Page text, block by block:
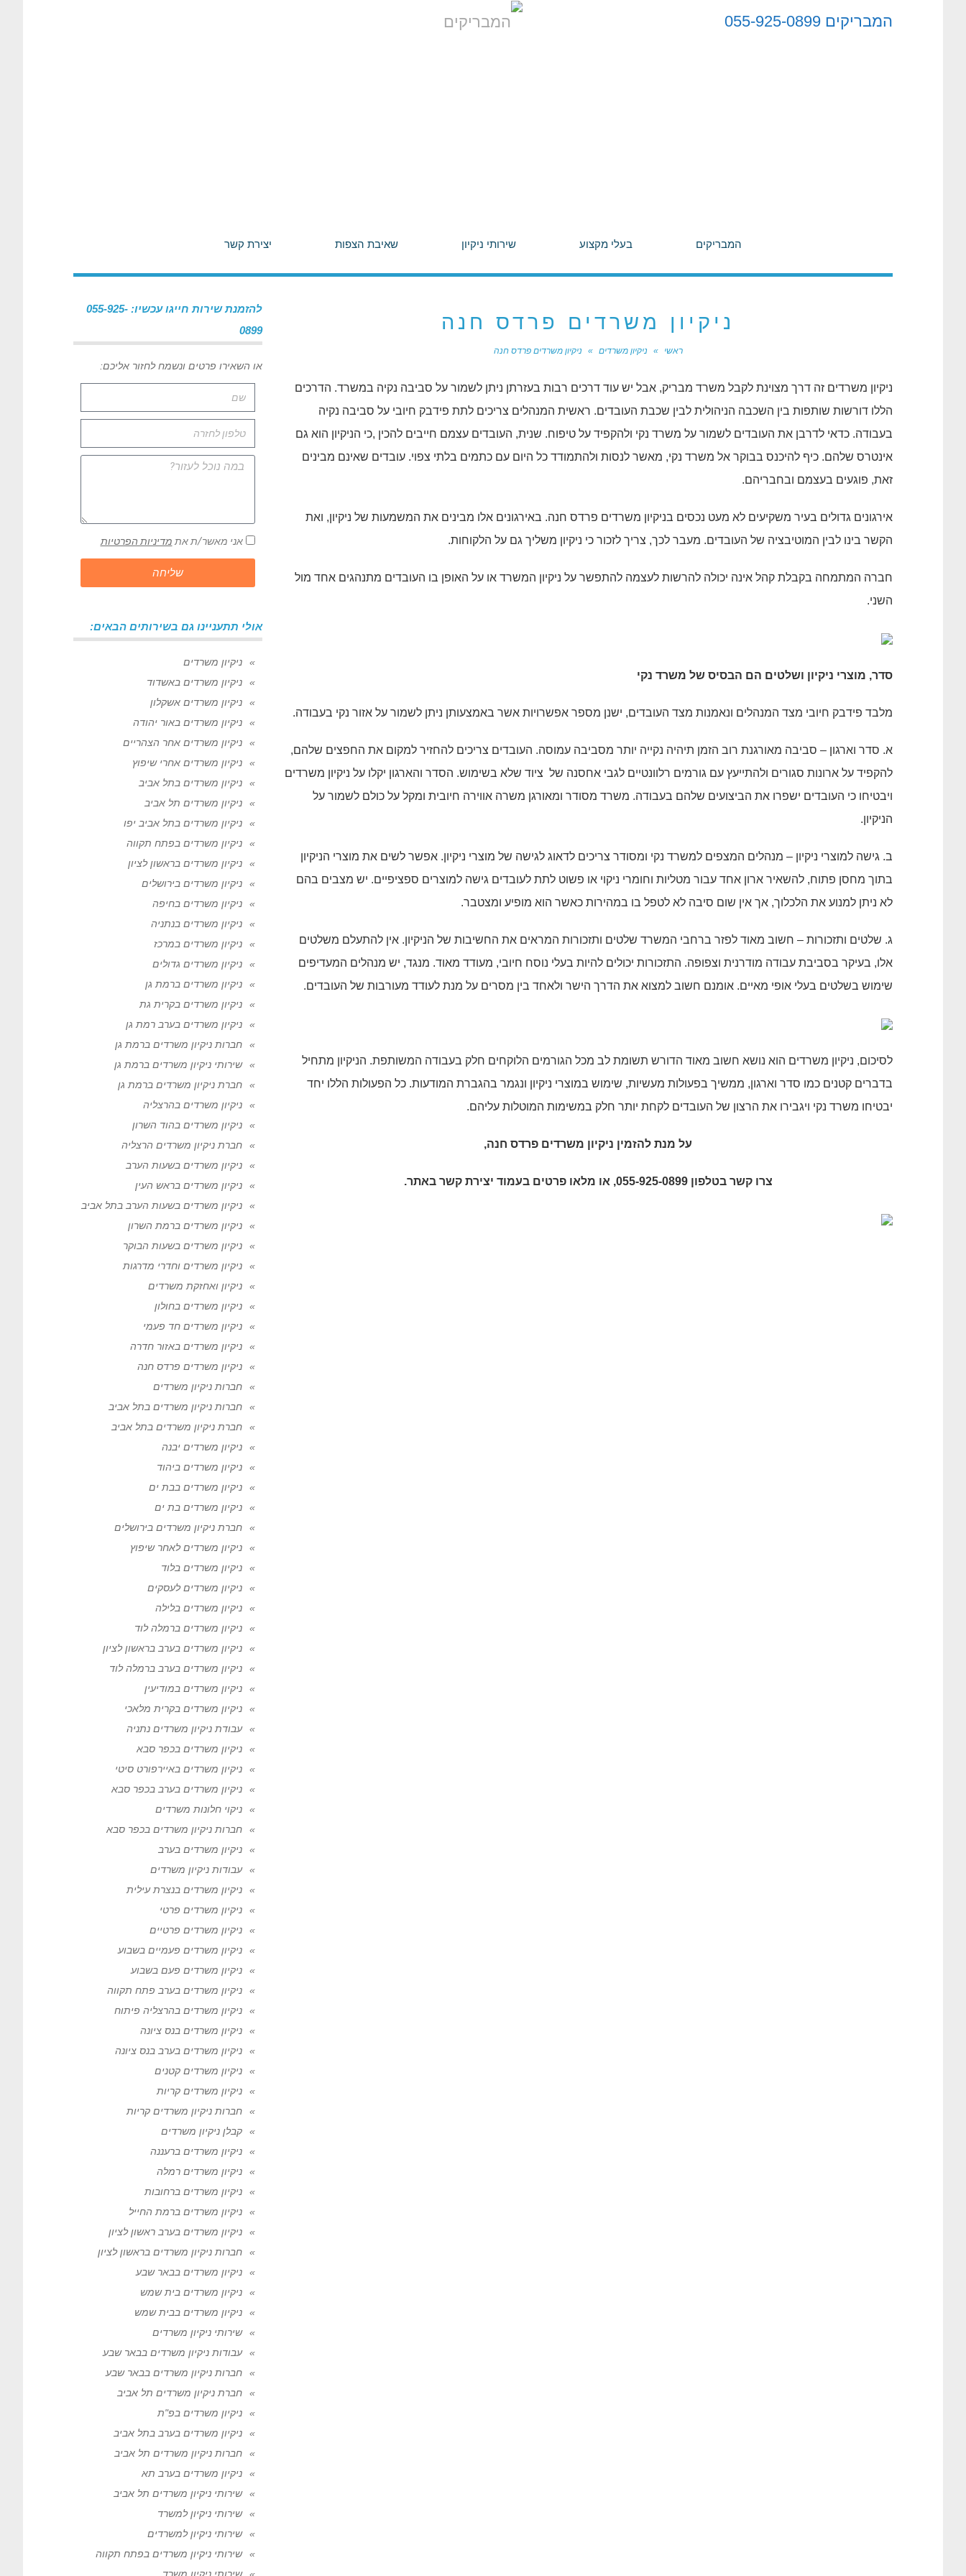
המבריקים 055-925-0899
המבריקים בעלי מקצוע שירותי ניקיון שאיבת הצפות יצירת קשר
ניקיון משרדים פרדס חנה
ראשי » ניקיון משרדים » ניקיון משרדים פרדס חנה
ניקיון משרדים זה דרך מצוינת לקבל משרד מבריק, אבל יש עוד דרכים רבות בעזרתן ניתן לשמור על סביבה נקיה במשרד. הדרכים
הללו דורשות שותפות בין השכבה הניהולית לבין שכבת העובדים. ראשית המנהלים צריכים לתת פידבק חיובי על סביבה נקיה
בעבודה. כדאי לדרבן את העובדים לשמור על משרד נקי ולהקפיד על טיפוח. שנית, העובדים עצמם חייבים להכין ,כי הניקיון הוא גם
אינטרס שלהם. כיף להיכנס בבוקר אל משרד נקי, מאשר לנסות ולהתמודד כל היום עם כתמים בלתי צפוי. עובדים שאינם מבינים
זאת, פוגעים בעצמם ובחבריהם.
אירגונים גדולים בעיר משקיעים לא מעט נכסים בניקיון משרדים פרדס חנה. באירגונים אלו מבינים את המשמעות של ניקיון, ואת
הקשר בינו לבין המוטיבציה של העובדים. מעבר לכך, צריך לזכור כי ניקיון משליך גם על הלקוחות.
חברה המתמחה בקבלת קהל אינה יכולה להרשות לעצמה להתפשר על ניקיון המשרד או על האופן בו העובדים מתנהגים אחד מול
השני.
סדר, מוצרי ניקיון ושלטים הם הבסיס של משרד נקי
מלבד פידבק חיובי מצד המנהלים ונאמנות מצד העובדים, ישנן מספר אפשרויות אשר באמצעותן ניתן לשמור על אזור נקי בעבודה.
א. סדר וארגון – סביבה מאורגנת רוב הזמן תיהיה נקייה יותר מסביבה עמוסה. העובדים צריכים להחזיר למקום את החפצים שלהם,
להקפיד על ארונות סגורים ולהתייעץ עם גורמים רלוונטיים לגבי אחסנה של ציוד שלא בשימוש. הסדר והארגון יקלו על ניקיון משרדים
ויבטיחו כי העובדים ישפרו את הביצועים שלהם בעבודה. משרד מסודר ומאורגן משרה אווירה חיובית ומקל על כולם לשמור על
הניקיון.
ב. גישה למוצרי ניקיון – מנהלים המצפים למשרד נקי ומסודר צריכים לדאוג לגישה של מוצרי ניקיון. אפשר לשים את מוצרי הניקיון
בתוך מחסן פתוח, להשאיר ארון אחד עבור מטליות וחומרי ניקוי או פשוט לתת לעובדים גישה למוצרים ספציפיים. יש מצבים בהם
לא ניתן למנוע את הלכלוך, אך אין שום סיבה לא לטפל בו במהירות כאשר הוא מופיע ומצטבר.
ג. שלטים ותזכורות – חשוב מאוד לפזר ברחבי המשרד שלטים ותזכורות המראים את החשיבות של הניקיון. אין להתעלם משלטים
אלו, בעיקר בסביבת עבודה מודרנית וצפופה. התזכורות יכולים להיות בעלי נוסח חיובי, מעודד מאוד. מנגד, יש מנהלים המעדיפים
שימוש בשלטים בעלי אופי מאיים. אומנם חשוב למצוא את הדרך הישר ולאחד בין מסרים על מנת לעודד מעורבות של העובדים.
לסיכום, ניקיון משרדים הוא נושא חשוב מאוד הדורש תשומת לב מכל הגורמים הלוקחים חלק בעבודה המשותפת. הניקיון מתחיל
בדברים קטנים כמו סדר וארגון, ממשיך בפעולות מעשיות, שימוש במוצרי ניקיון ונגמר בהגברת המודעות. כל הפעולות הללו יחד
יבטיחו משרד נקי ויגבירו את הרצון של העובדים לקחת יותר חלק במשימות המוטלות עליהם.
על מנת להזמין ניקיון משרדים פרדס חנה,
צרו קשר בטלפון 055-925-0899, או מלאו פרטים בעמוד יצירת קשר באתר.
להזמנת שירות חייגו עכשיו: 055-925-
0899
או השאירו פרטים ונשמח לחזור אליכם:
אני מאשר/ת את מדיניות הפרטיות
שליחה
אולי תתעניינו גם בשירותים הבאים:
ניקיון משרדים
ניקיון משרדים באשדוד
ניקיון משרדים אשקלון
ניקיון משרדים באור יהודה
ניקיון משרדים אחר הצהריים
ניקיון משרדים אחרי שיפוץ
ניקיון משרדים בתל אביב
ניקיון משרדים תל אביב
ניקיון משרדים בתל אביב יפו
ניקיון משרדים בפתח תקווה
ניקיון משרדים בראשון לציון
ניקיון משרדים בירושלים
ניקיון משרדים בחיפה
ניקיון משרדים בנתניה
ניקיון משרדים במרכז
ניקיון משרדים גדולים
ניקיון משרדים ברמת גן
ניקיון משרדים בקרית גת
ניקיון משרדים בערב רמת גן
חברות ניקיון משרדים ברמת גן
שירותי ניקיון משרדים ברמת גן
חברת ניקיון משרדים ברמת גן
ניקיון משרדים בהרצליה
ניקיון משרדים בהוד השרון
חברת ניקיון משרדים הרצליה
ניקיון משרדים בשעות הערב
ניקיון משרדים בראש העין
ניקיון משרדים בשעות הערב בתל אביב
ניקיון משרדים ברמת השרון
ניקיון משרדים בשעות הבוקר
ניקיון משרדים וחדרי מדרגות
ניקיון ואחזקת משרדים
ניקיון משרדים בחולון
ניקיון משרדים חד פעמי
ניקיון משרדים באזור חדרה
ניקיון משרדים פרדס חנה
חברות ניקיון משרדים
חברות ניקיון משרדים בתל אביב
חברת ניקיון משרדים בתל אביב
ניקיון משרדים יבנה
ניקיון משרדים ביהוד
ניקיון משרדים בבת ים
ניקיון משרדים בת ים
חברת ניקיון משרדים בירושלים
ניקיון משרדים לאחר שיפוץ
ניקיון משרדים בלוד
ניקיון משרדים לעסקים
ניקיון משרדים בלילה
ניקיון משרדים ברמלה לוד
ניקיון משרדים בערב בראשון לציון
ניקיון משרדים בערב ברמלה לוד
ניקיון משרדים במודיעין
ניקיון משרדים בקרית מלאכי
עבודת ניקיון משרדים נתניה
ניקיון משרדים בכפר סבא
ניקיון משרדים באיירפורט סיטי
ניקיון משרדים בערב בכפר סבא
ניקוי חלונות משרדים
חברות ניקיון משרדים בכפר סבא
ניקיון משרדים בערב
עבודות ניקיון משרדים
ניקיון משרדים בנצרת עילית
ניקיון משרדים פרטי
ניקיון משרדים פרטיים
ניקיון משרדים פעמיים בשבוע
ניקיון משרדים פעם בשבוע
ניקיון משרדים בערב פתח תקווה
ניקיון משרדים בהרצליה פיתוח
ניקיון משרדים בנס ציונה
ניקיון משרדים בערב בנס ציונה
ניקיון משרדים קטנים
ניקיון משרדים קריות
חברות ניקיון משרדים קריות
קבלן ניקיון משרדים
ניקיון משרדים ברעננה
ניקיון משרדים רמלה
ניקיון משרדים ברחובות
ניקיון משרדים ברמת החייל
ניקיון משרדים בערב ראשון לציון
חברות ניקיון משרדים בראשון לציון
ניקיון משרדים בבאר שבע
ניקיון משרדים בית שמש
ניקיון משרדים בבית שמש
שירותי ניקיון משרדים
עבודות ניקיון משרדים בבאר שבע
חברות ניקיון משרדים בבאר שבע
חברת ניקיון משרדים תל אביב
ניקיון משרדים בפ"ת
ניקיון משרדים בערב בתל אביב
חברות ניקיון משרדים תל אביב
ניקיון משרדים בערב תא
שירותי ניקיון משרדים תל אביב
שירותי ניקיון למשרד
שירותי ניקיון למשרדים
שירותי ניקיון משרדים בפתח תקווה